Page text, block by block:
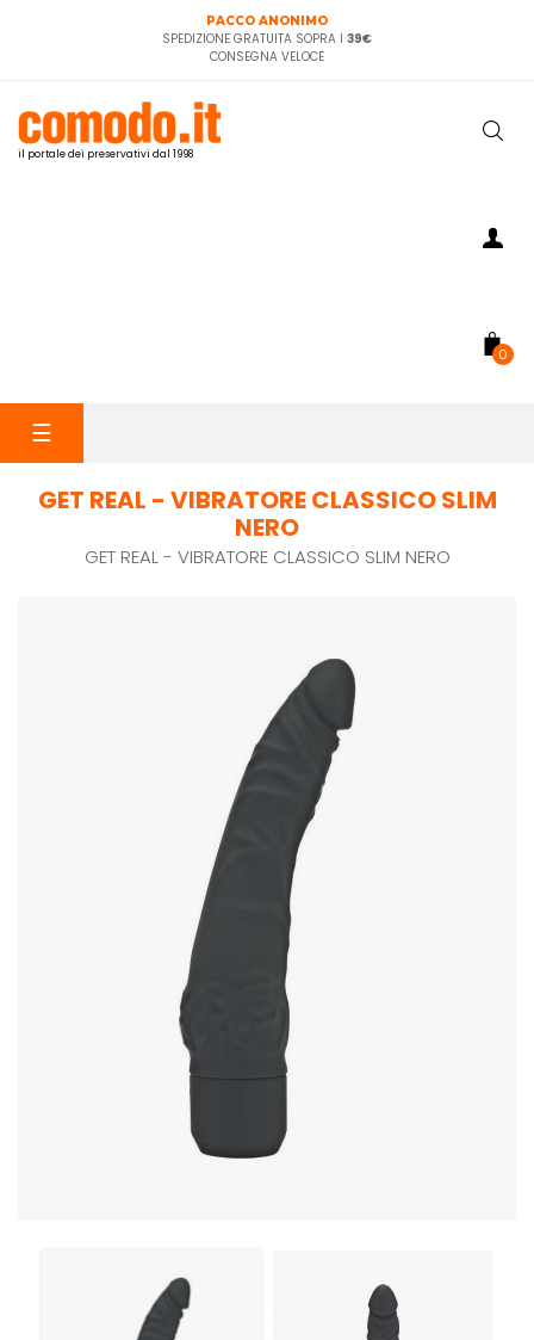
PACCO ANONIMO
SPEDIZIONE GRATUITA SOPRA I 39€
CONSEGNA VELOCE
il portale dei preservativi dal 1998
0
navigazione
☰
GET REAL - VIBRATORE CLASSICO SLIM
NERO
GET REAL - VIBRATORE CLASSICO SLIM NERO